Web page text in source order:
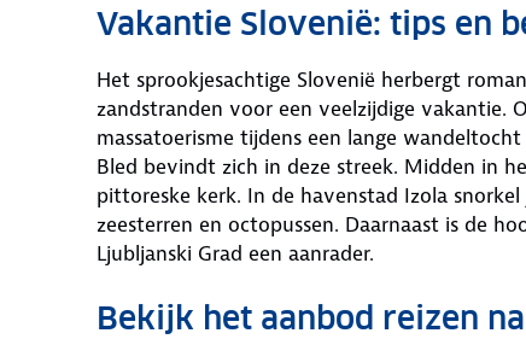
Vakantie Slovenië: tips en
Het sprookjesachtige Slovenië herbergt
zandstranden voor een veelzijdige vakantie.
massatoerisme tijdens een lange
Bled bevindt zich in deze streek. Midden in
pittoreske kerk. In de havenstad Izola
zeesterren en octopussen. Daarnaast is de
Ljubljanski Grad een aanrader.
Bekijk het aanbod reizen